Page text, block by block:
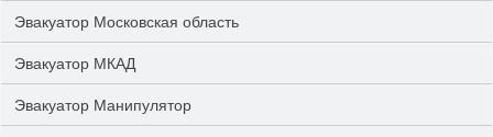
Эвакуатор Московская область
Эвакуатор МКАД
Эвакуатор Манипулятор